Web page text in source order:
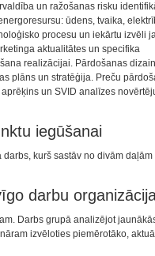
un ražošanas risku
ūdens, tvaika,
procesu un iekārtu izvēli
aktualitātes un specifika
realizācijai. Pārdošanas
plāns un stratēģija. Preču
un SVID analīzes
iegūšanai
darbs, kurš sastāv no divām
darbu
Darbs grupā analizējot
izvēloties piemērotāko,